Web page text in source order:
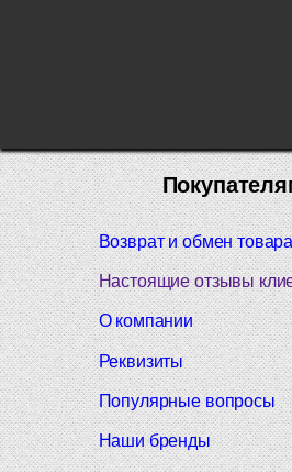
Возврат и обмен товара
Настоящие отзывы
О компании
Реквизиты
Популярные вопросы
Наши бренды